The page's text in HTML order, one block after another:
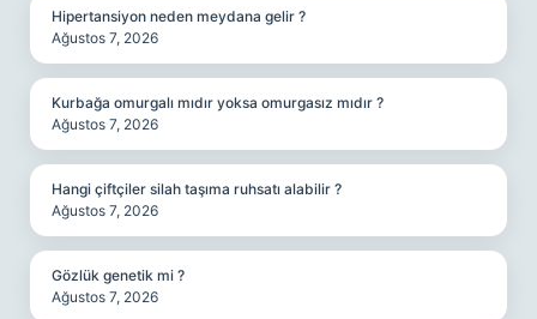
Hipertansiyon neden meydana gelir ?
Ağustos 7, 2026
Kurbağa omurgalı mıdır yoksa omurgasız mıdır ?
Ağustos 7, 2026
Hangi çiftçiler silah taşıma ruhsatı alabilir ?
Ağustos 7, 2026
Gözlük genetik mi ?
Ağustos 7, 2026